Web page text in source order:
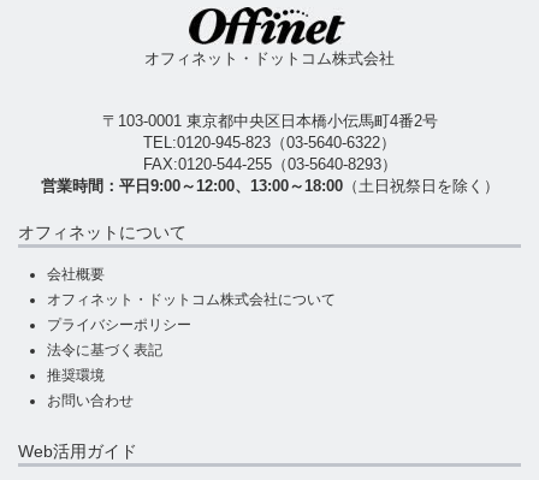
オフィネット・ドットコム株式会社
〒103-0001 東京都中央区日本橋小伝馬町4番2号
TEL:0120-945-823 （03-5640-6322）
FAX:0120-544-255（03-5640-8293）
営業時間：平日9:00～12:00、13:00～18:00（土日祝祭日を除く）
オフィネットについて
会社概要
オフィネット・ドットコム株式会社について
プライバシーポリシー
法令に基づく表記
推奨環境
お問い合わせ
Web活用ガイド